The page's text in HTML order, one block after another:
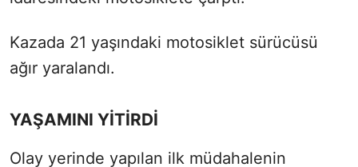
Kazada 21 yaşındaki motosiklet sürücüsü
ağır yaralandı.
YAŞAMINI YİTİRDİ
Olay yerinde yapılan ilk müdahalenin